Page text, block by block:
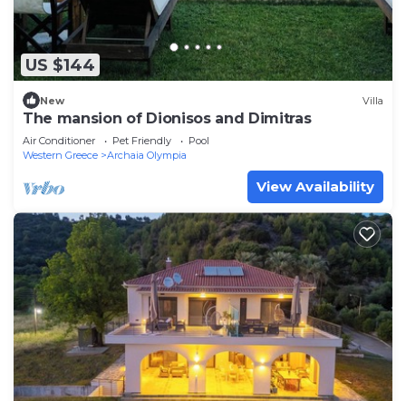
US $144
New Villa
The mansion of Dionisos and Dimitras
Air Conditioner Pet Friendly
Pool
Western Greece
Archaia Olympia
View Availability